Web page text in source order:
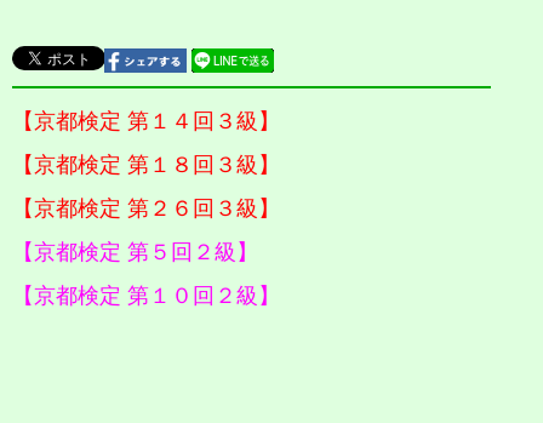
【京都検定 第１４回３級】
【京都検定 第１８回３級】
【京都検定 第２６回３級】
【京都検定 第５回２級】
【京都検定 第１０回２級】